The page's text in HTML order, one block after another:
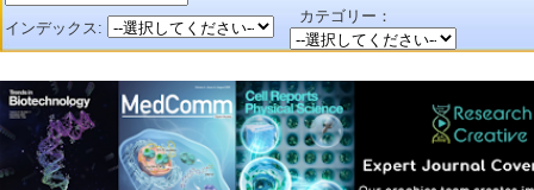
インデックス:
カテゴリー：